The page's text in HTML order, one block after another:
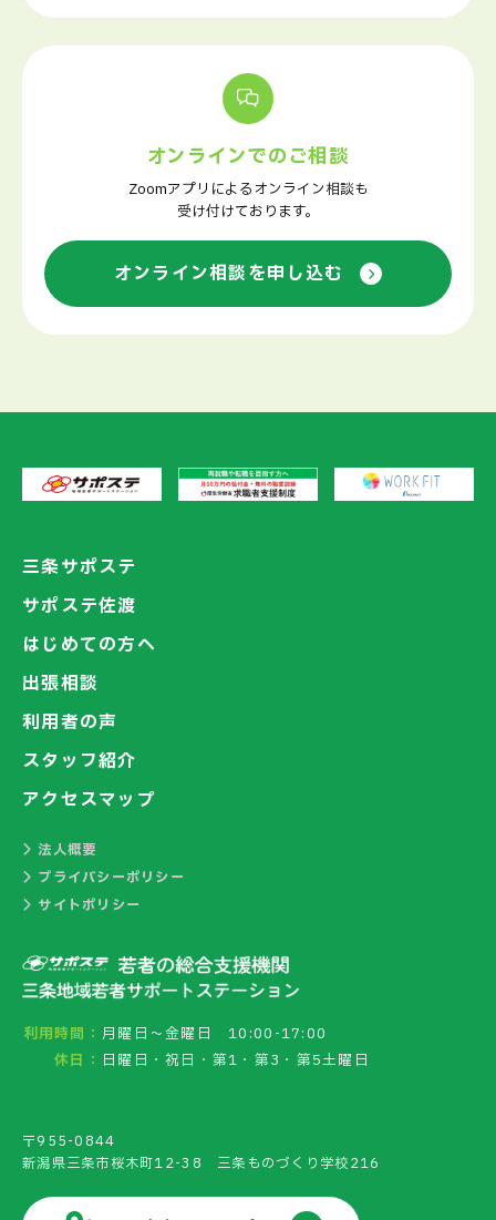
オンラインでのご相談
Zoomアプリによるオンライン相談も
受け付けております。
オンライン相談を申し込む
利用時間： 月曜日～金曜日 10:00-17:00
休日： 日曜日・祝日・第1・第3・第5土曜日
三条サポステ
サポステ佐渡
はじめての方へ
出張相談
利用者の声
スタッフ紹介
アクセスマップ
法人概要
プライバシーポリシー
サイトポリシー
〒955-0844
新潟県三条市桜木町12-38 三条ものづくり学校216